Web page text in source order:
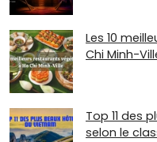
Les 10
Chi Minh-
Top 11 des
selon le